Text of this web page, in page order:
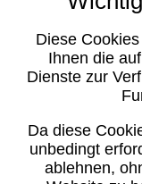
Diese
Ihnen die
Dienste zur
Da diese
unbedingt
ablehnen,